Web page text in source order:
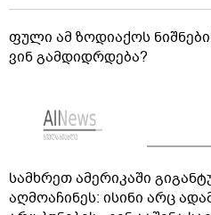
ფული ამ ზოდიაქოს
ვინ გამდიდრდება?
სამხრეთ ამერიკაში
აღმოაჩინეს: ისინი არც